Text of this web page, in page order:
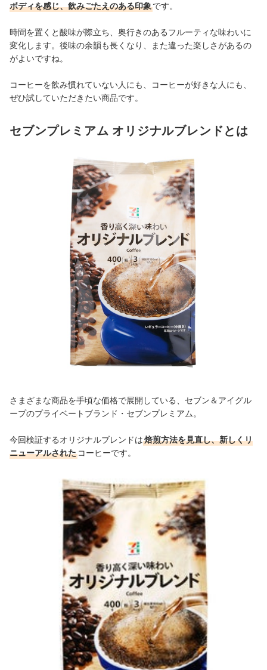
ボディを感じ、飲みごたえのある印象です。
時間を置くと酸味が際立ち、奥行きのあるフルーティな味わいに
変化します。後味の余韻も長くなり、また違った楽しさがあるの
がよいですね。
コーヒーを飲み慣れていない人にも、コーヒーが好きな人にも、
ぜひ試していただきたい商品です。
セブンプレミアム オリジナルブレンドとは
さまざまな商品を手頃な価格で展開している、セブン＆アイグル
ープのプライベートブランド・セブンプレミアム。
今回検証するオリジナルブレンドは焙煎方法を見直し、新しくリ
ニューアルされた コーヒーです。